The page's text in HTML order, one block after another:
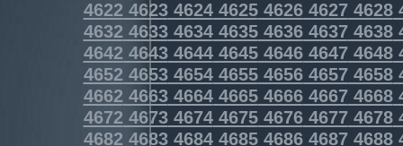
4622462346244625462646274628
4632463346344635463646374638
4642464346444645464646474648
4652465346544655465646574658
4662466346644665466646674668
4672467346744675467646774678
4682468346844685468646874688